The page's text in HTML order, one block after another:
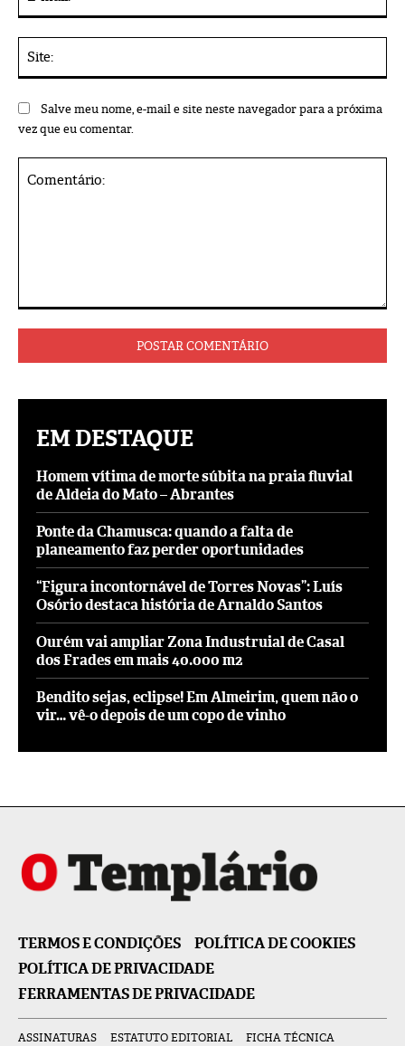
Salve meu nome, e-mail e site neste navegador para a próxima
vez que eu comentar.
EM DESTAQUE
Homem vítima de morte súbita na praia fluvial
de Aldeia do Mato – Abrantes
Ponte da Chamusca: quando a falta de
planeamento faz perder oportunidades
“Figura incontornável de Torres Novas”: Luís
Osório destaca história de Arnaldo Santos
Ourém vai ampliar Zona Industruial de Casal
dos Frades em mais 40.000 m2
Bendito sejas, eclipse! Em Almeirim, quem não o
vir… vê-o depois de um copo de vinho
TERMOS E CONDIÇÕES
POLÍTICA DE COOKIES
POLÍTICA DE PRIVACIDADE
FERRAMENTAS DE PRIVACIDADE
ASSINATURAS ESTATUTO EDITORIAL
FICHA TÉCNICA